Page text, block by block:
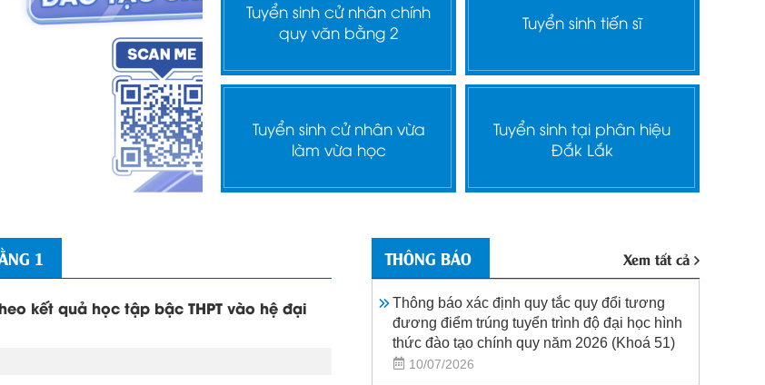
Tuyển sinh cử nhân chính
quy văn bằng 2
Tuyển sinh tiến sĩ
Tuyển sinh cử nhân vừa
làm vừa học
Tuyển sinh tại phân hiệu
Đắk Lắk
1
kết quả học tập bậc THPT vào hệ đại
THÔNG BÁO Xem tất cả
Thông báo xác định quy tắc quy đổi tương
đương điểm trúng tuyển trình độ đại học hình
thức đào tạo chính quy năm 2026 (Khoá 51)
10/07/2026